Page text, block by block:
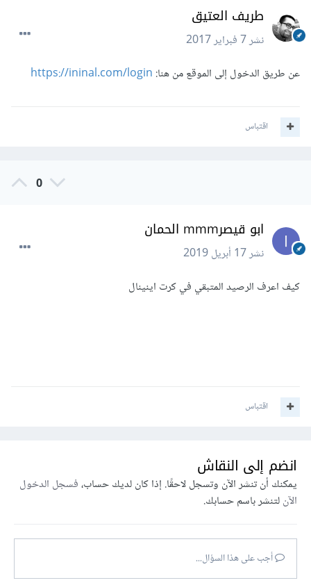
طريف العتيق
نشر7 فبراير 2017
عن طريق الدخول إلى الموقع من هنا: https://ininal.com/login
اقتباس
0
ابو قيصرmmm الحمان
نشر17 أبريل 2019
كيف اعرف الرصيد المتبقي في كرت اينينال
اقتباس
انضم إلى النقاش
يمكنك أن تنشر الآن وتسجل لاحقًا. إذا كان لديك حساب،فسجل الدخول
الآنلتنشر باسم حسابك.
أجب على هذا السؤال...